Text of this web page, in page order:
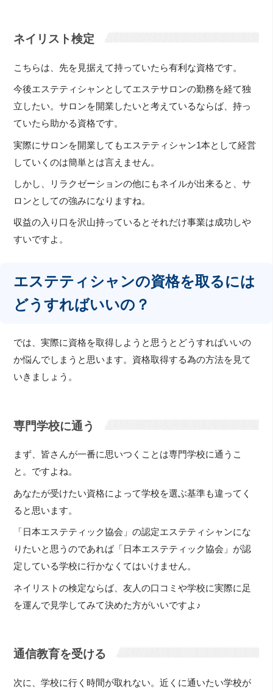
ネイリスト検定
こちらは、先を見据えて持っていたら有利な資格です。
今後エステティシャンとしてエステサロンの勤務を経て独
立したい。サロンを開業したいと考えているならば、持っ
ていたら助かる資格です。
実際にサロンを開業してもエステティシャン1本として経営
していくのは簡単とは言えません。
しかし、リラクゼーションの他にもネイルが出来ると、サ
ロンとしての強みになりますね。
収益の入り口を沢山持っているとそれだけ事業は成功しや
すいですよ。
エステティシャンの資格を取るには
どうすればいいの？
では、実際に資格を取得しようと思うとどうすればいいの
か悩んでしまうと思います。資格取得する為の方法を見て
いきましょう。
専門学校に通う
まず、皆さんが一番に思いつくことは専門学校に通うこ
と。ですよね。
あなたが受けたい資格によって学校を選ぶ基準も違ってく
ると思います。
「日本エステティック協会」の認定エステティシャンにな
りたいと思うのであれば「日本エステティック協会」が認
定している学校に行かなくてはいけません。
ネイリストの検定ならば、友人の口コミや学校に実際に足
を運んで見学してみて決めた方がいいですよ♪
通信教育を受ける
次に、学校に行く時間が取れない。近くに通いたい学校が